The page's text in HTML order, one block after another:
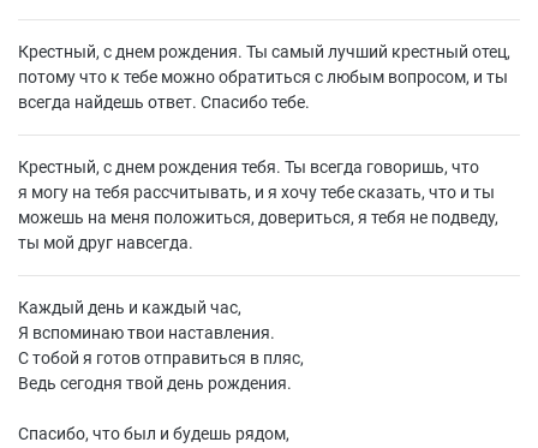
Крестный, с днем рождения. Ты самый лучший крестный отец,
потому что к тебе можно обратиться с любым вопросом, и ты
всегда найдешь ответ. Спасибо тебе.
Крестный, с днем рождения тебя. Ты всегда говоришь, что
я могу на тебя рассчитывать, и я хочу тебе сказать, что и ты
можешь на меня положиться, довериться, я тебя не подведу,
ты мой друг навсегда.
Каждый день и каждый час,
Я вспоминаю твои наставления.
С тобой я готов отправиться в пляс,
Ведь сегодня твой день рождения.
Спасибо, что был и будешь рядом,